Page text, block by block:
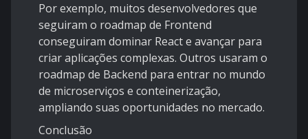
Por exemplo, muitos desenvolvedores que
seguiram o roadmap de Frontend
conseguiram dominar React e avançar para
criar aplicações complexas. Outros usaram o
roadmap de Backend para entrar no mundo
de microserviços e conteinerização,
ampliando suas oportunidades no mercado.
Conclusão